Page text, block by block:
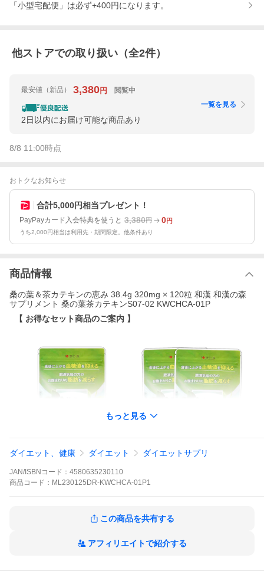
「小型宅配便」は必ず+400円になります。
他ストアでの取り扱い（全2件）
最安値 （新品） 3,380円 閲覧中
2日以内にお届け可能な商品あり
一覧を見る
8/8 11:00時点
おトクなお知らせ
合計5,000円相当プレゼント！
PayPayカード入会特典を使うと 3,380円 0円
うち2,000円相当は利用先・期間限定。他条件あり
商品情報
桑の葉＆茶カテキンの恵み 38.4g 320mg × 120粒 和漢 和漢の森
サプリメント 桑の葉茶カテキンS07-02 KWCHCA-01P
【 お得なセット商品のご案内 】
もっと見る
ダイエット、健康 ダイエット ダイエットサプリ
JAN/ISBNコード： 4580635230110
商品 コード： ML230125DR-KWCHCA-01P1
この商品を共有する
アフィリエイトで紹介する